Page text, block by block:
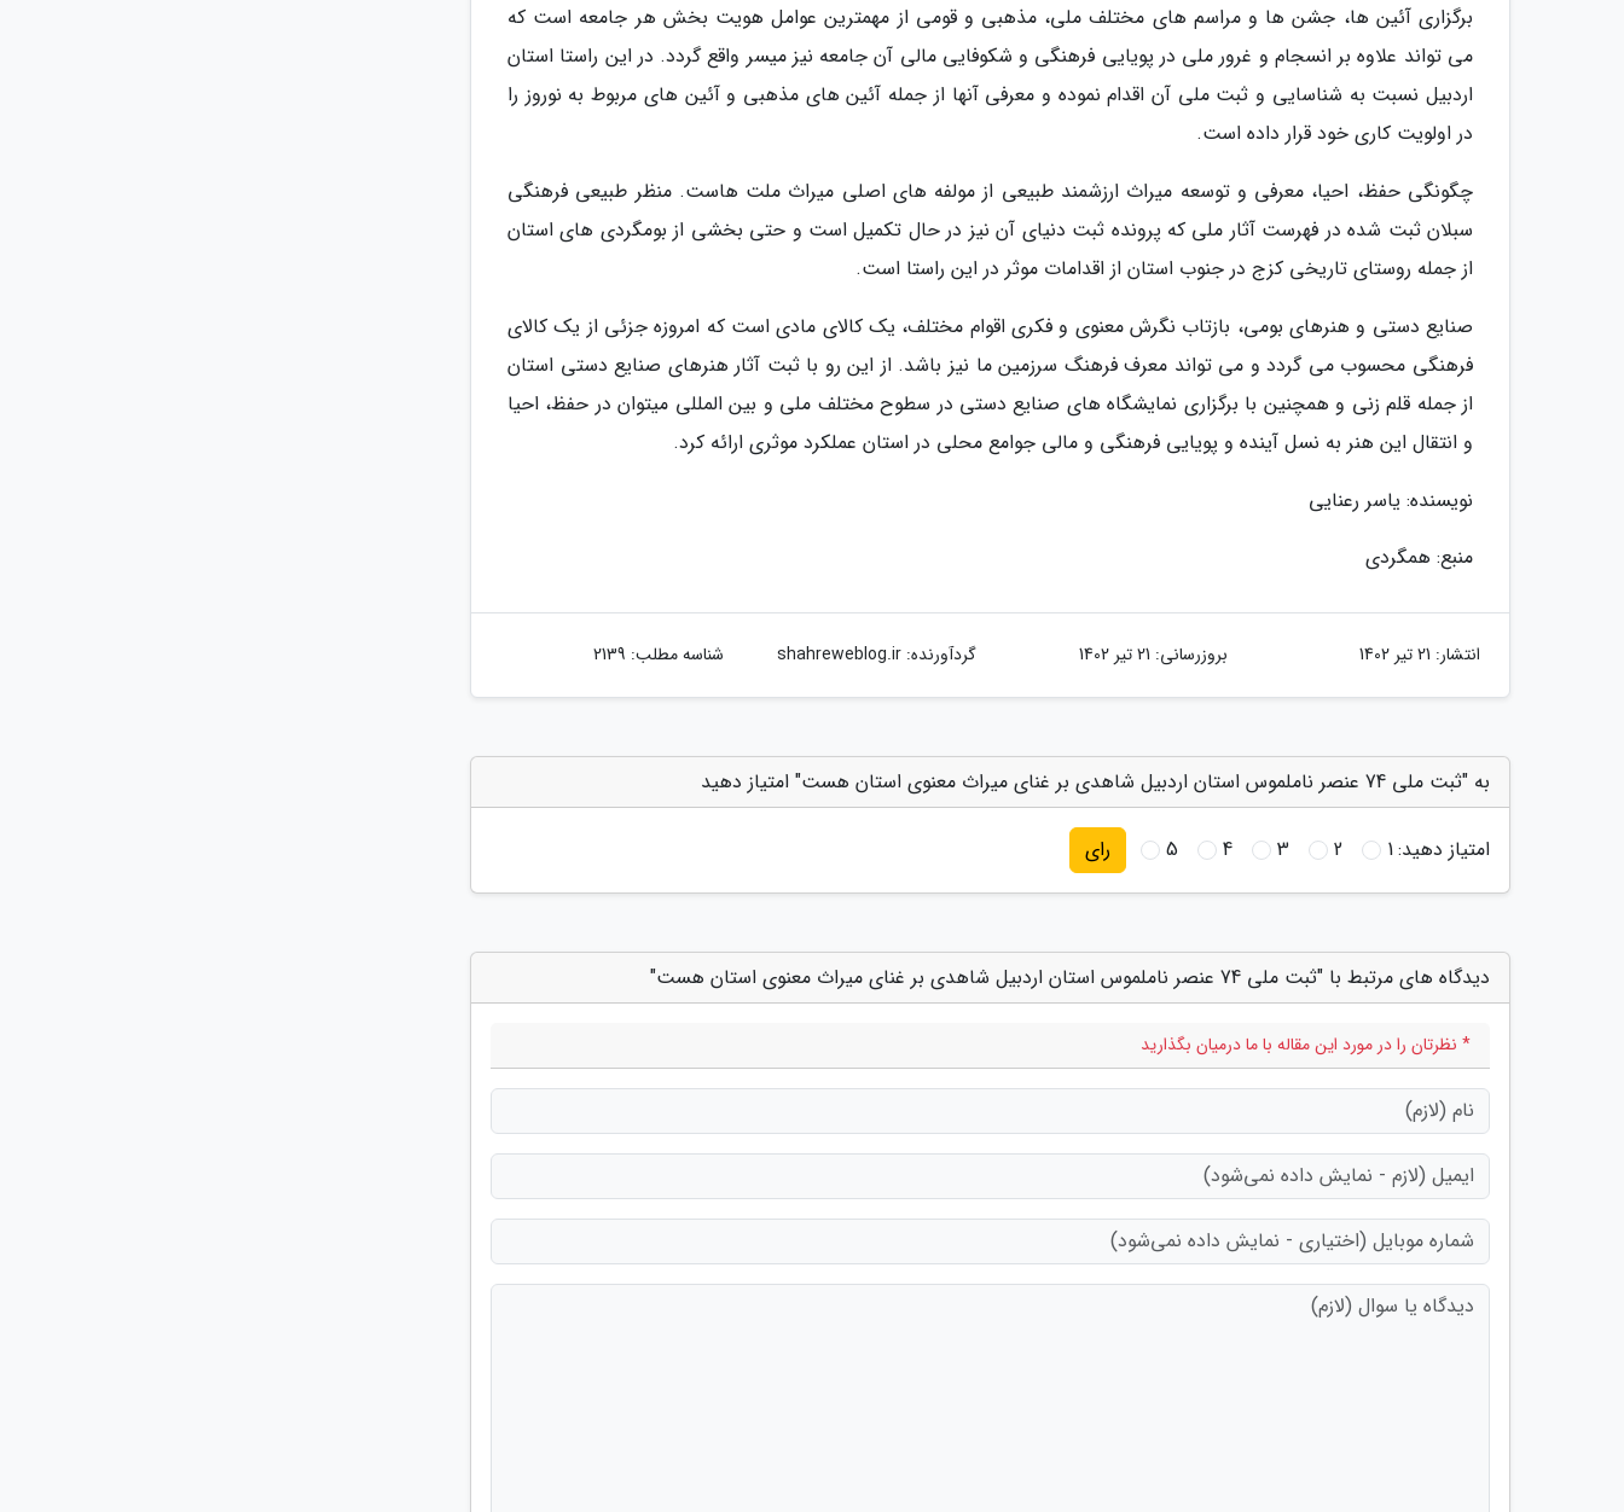
برگزاری آئین ها، جشن ها و مراسم های مختلف ملی، مذهبی و قومی از مهمترین عوامل هویت بخش هر جامعه است که
می تواند علاوه بر انسجام و غرور ملی در پویایی فرهنگی و شکوفایی مالی آن جامعه نیز میسر واقع گردد. در این راستا استان
اردبیل نسبت به شناسایی و ثبت ملی آن اقدام نموده و معرفی آنها از جمله آئین های مذهبی و آئین های مربوط به نوروز را
در اولویت کاری خود قرار داده است.
چگونگی حفظ، احیا، معرفی و توسعه میراث ارزشمند طبیعی از مولفه های اصلی میراث ملت هاست. منظر طبیعی فرهنگی
سبلان ثبت شده در فهرست آثار ملی که پرونده ثبت دنیای آن نیز در حال تکمیل است و حتی بخشی از بومگردی های استان
از جمله روستای تاریخی کزج در جنوب استان از اقدامات موثر در این راستا است.
صنایع دستی و هنرهای بومی، بازتاب نگرش معنوی و فکری اقوام مختلف، یک کالای مادی است که امروزه جزئی از یک کالای
فرهنگی محسوب می گردد و می تواند معرف فرهنگ سرزمین ما نیز باشد. از این رو با ثبت آثار هنرهای صنایع دستی استان
از جمله قلم زنی و همچنین با برگزاری نمایشگاه های صنایع دستی در سطوح مختلف ملی و بین المللی میتوان در حفظ، احیا
و انتقال این هنر به نسل آینده و پویایی فرهنگی و مالی جوامع محلی در استان عملکرد موثری ارائه کرد.
نویسنده: یاسر رعنایی
منبع: همگردی
انتشار: 21 تیر 1402 بروزرسانی: 21 تیر 1402 گردآورنده:shahreweblog.ir شناسه مطلب: 2139
به "ثبت ملی 74 عنصر ناملموس استان اردبیل شاهدی بر غنای میراث معنوی استان هست" امتیاز دهید
امتیاز دهید:1
2
3
4
5 رای
دیدگاه های مرتبط با "ثبت ملی 74 عنصر ناملموس استان اردبیل شاهدی بر غنای میراث معنوی استان هست"
* نظرتان را در مورد این مقاله با ما درمیان بگذارید